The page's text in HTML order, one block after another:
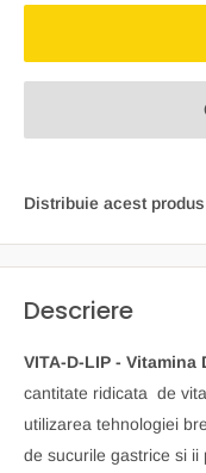
Distribuie acest produs
Descriere
VITA-D-LIP - Vitamina
cantitate ridicata de
utilizarea tehnologiei
de sucurile gastrice si